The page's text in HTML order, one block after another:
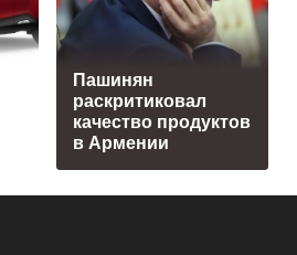
Пашинян
раскритиковал
качество продуктов
в Армении